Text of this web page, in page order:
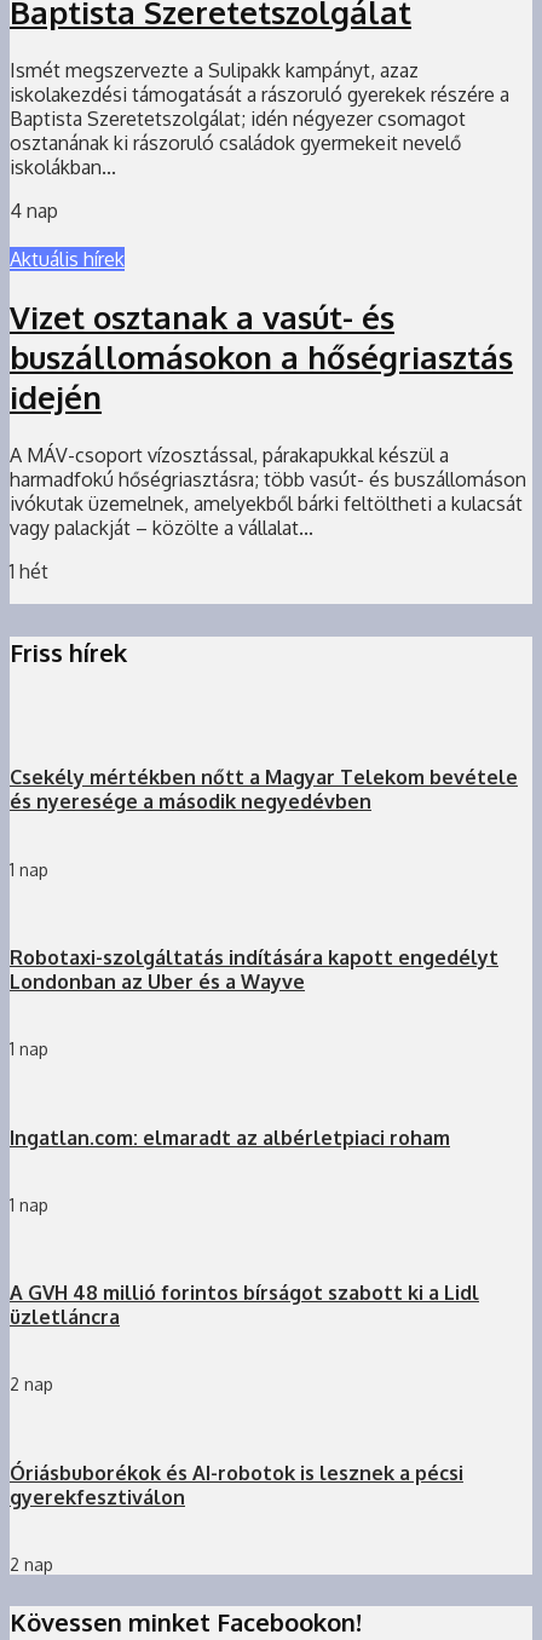
Baptista Szeretetszolgálat
Ismét megszervezte a Sulipakk kampányt, azaz
iskolakezdési támogatását a rászoruló gyerekek részére a
Baptista Szeretetszolgálat; idén négyezer csomagot
osztanának ki rászoruló családok gyermekeit nevelő
iskolákban...
4 nap
Aktuális hírek
Vizet osztanak a vasút- és
buszállomásokon a hőségriasztás
idején
A MÁV-csoport vízosztással, párakapukkal készül a
harmadfokú hőségriasztásra; több vasút- és buszállomáson
ivókutak üzemelnek, amelyekből bárki feltöltheti a kulacsát
vagy palackját – közölte a vállalat...
1 hét
Friss hírek
Csekély mértékben nőtt a Magyar Telekom bevétele
és nyeresége a második negyedévben
1 nap
Robotaxi-szolgáltatás indítására kapott engedélyt
Londonban az Uber és a Wayve
1 nap
Ingatlan.com: elmaradt az albérletpiaci roham
1 nap
A GVH 48 millió forintos bírságot szabott ki a Lidl
üzletláncra
2 nap
Óriásbuborékok és AI-robotok is lesznek a pécsi
gyerekfesztiválon
2 nap
Kövessen minket Facebookon!